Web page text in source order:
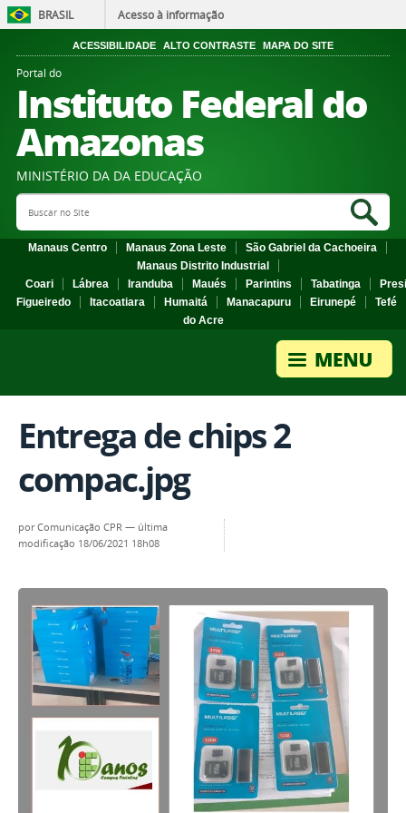
BRASIL Acesso à informação
ACESSIBILIDADE ALTO CONTRASTE MAPA DO SITE
Portal do
Instituto Federal do
Amazonas
MINISTÉRIO DA DA EDUCAÇÃO
Search Site
Manaus Centro Manaus Zona Leste
São Gabriel da Cachoeira
Manaus Distrito Industrial
Coari
Lábrea Iranduba Maués Parintins Tabatinga
Figueiredo
Itacoatiara Humaitá Manacapuru Eirunepé
Tefé
do Acre
Entrega de chips 2
compac.jpg
porComunicação CPR — última
modificação 18/06/2021 18h08